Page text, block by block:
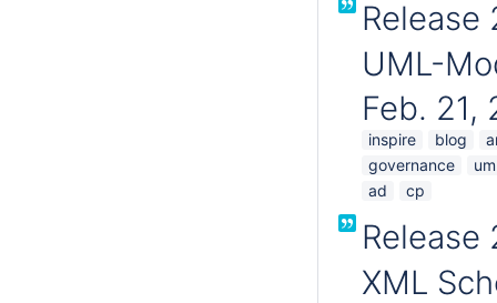
Release
UML-
Feb. 21,
inspire blog
governance
ad
cp
Release
XML